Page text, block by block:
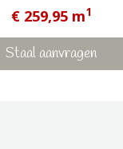
€ 259,95 m1
Staal aanvragen